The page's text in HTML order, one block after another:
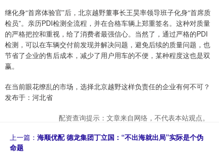
继化身“首席体验官”后，北京越野董事长王昊率领导班子化身“首席质
检员”。亲历PDI检测全流程，并在合格车辆上郑重签名。这种对质量
的严格把控和重视，给了消费者最强信心。当然了，通过严格的PDI
检测，可以在车辆交付前发现并解决问题，避免后续的质量问题，也
节省了企业的售后成本，减少了用户用车的不便，某种程度这也是双
赢。
在当前眼花缭乱的市场，选择北京越野这样负责任的企业有何不可？
发布于：河北省
配资查询提示：文章来自网络，不代表本站观点。
上一篇： 海顺优配 德龙集团丁立国：“不出海就出局”实际是个伪
命题